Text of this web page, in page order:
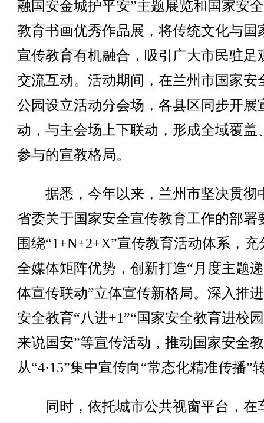
融国安金城护平安”主题展览和国家安
教育书画优秀作品展，将传统文化与国
宣传教育有机融合，吸引广大市民驻足
交流互动。活动期间，在兰州市国家安
公园设立活动分会场，各县区同步开展
动，与主会场上下联动，形成全域覆盖
参与的宣教格局。
据悉，今年以来，兰州市坚决贯彻
省委关于国家安全宣传教育工作的部署
围绕“1+N+2+X”宣传教育活动体系，充
全媒体矩阵优势，创新打造“月度主题
体宣传联动”立体宣传新格局。深入推
安全教育“八进+1”“国家安全教育进校
来说国安”等宣传活动，推动国家安全
从“4·15”集中宣传向“常态化精准传播”
同时，依托城市公共视窗平台，在